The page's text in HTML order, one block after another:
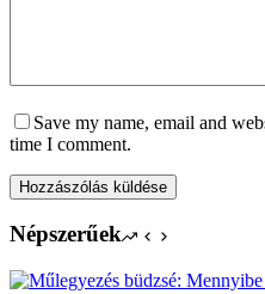
Save my name, email and
time I comment.
Hozzászólás küldése
Népszerűek